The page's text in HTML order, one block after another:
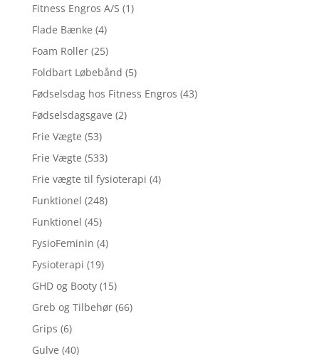
Fitness Engros A/S (1)
Flade Bænke (4)
Foam Roller (25)
Foldbart Løbebånd (5)
Fødselsdag hos Fitness Engros (43)
Fødselsdagsgave (2)
Frie Vægte (53)
Frie Vægte (533)
Frie vægte til fysioterapi (4)
Funktionel (248)
Funktionel (45)
FysioFeminin (4)
Fysioterapi (19)
GHD og Booty (15)
Greb og Tilbehør (66)
Grips (6)
Gulve (40)